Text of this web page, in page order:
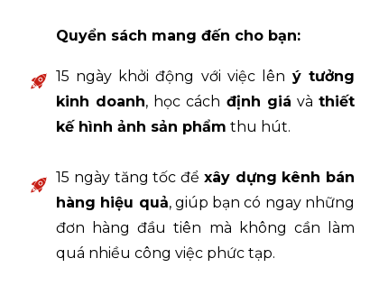
Quyển sách mang đến cho bạn:
15 ngày khởi động với việc lên ý tưởng
kinh doanh, học cách định giá vàthiết
kế hình ảnh sản phẩm thu hút.
15 ngày tăng tốc để xây dựng kênh bán
hàng hiệu quả, giúp bạn có ngay những
đơn hàng đầu tiên mà không cần làm
quá nhiều công việc phức tạp.